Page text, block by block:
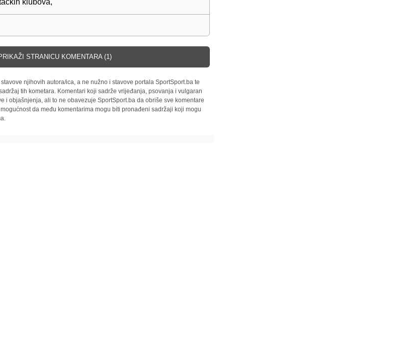
STRANICU KOMENTARA (1)
njihovih autora/ica, a ne nužno i stavove portala SportSport.ba te
tih kometara. Komentari koji sadrže vrijeđanja, psovanja i vulgaran
i objašnjenja, ali to ne obavezuje SportSport.ba da obriše sve komentare
da među komentarima mogu biti pronađeni sadržaji koji mogu